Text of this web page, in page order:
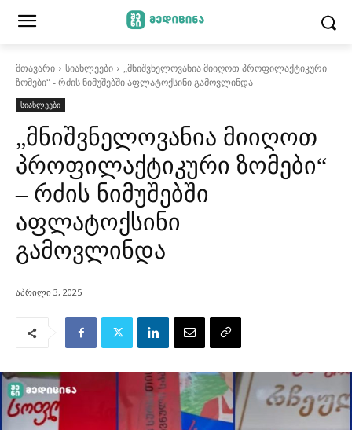
მთავარი სიახლეები
„მნიშვნელოვანია მიიღოთ პროფილაქტიკური
ზომები“ - რძის ნიმუშებში აფლატოქსინი გამოვლინდა
სიახლეები
„მნიშვნელოვანია მიიღოთ
პროფილაქტიკური ზომები“
– რძის ნიმუშებში
აფლატოქსინი
გამოვლინდა
აპრილი 3, 2025